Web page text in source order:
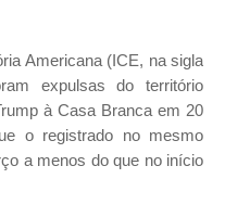
Americana (ICE, na sigla
expulsas do território
à Casa Branca em 20
o registrado no mesmo
a menos do que no início